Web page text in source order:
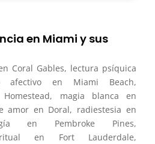
en Miami y sus
Coral Gables, lectura psíquica
afectivo en Miami Beach,
Homestead, magia blanca en
amor en Doral, radiestesia en
en Pembroke Pines,
en Fort Lauderdale,